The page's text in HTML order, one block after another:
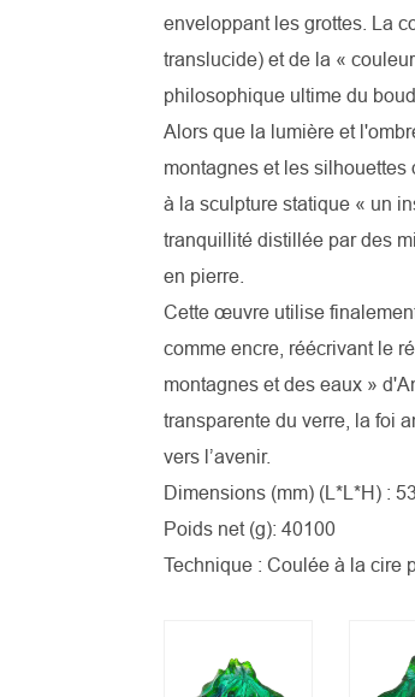
enveloppant les grottes. La
translucide) et de la «
philosophique ultime du
Alors que la lumière et
montagnes et les
à la sculpture statique « un
tranquillité distillée par des
en pierre.
Cette œuvre utilise
comme encre, réécrivant le
montagnes et des eaux »
transparente du verre, la foi
vers l’avenir.
Dimensions (mm) (L*L*H) :
Poids net (g): 40100
Technique : Coulée à la cire